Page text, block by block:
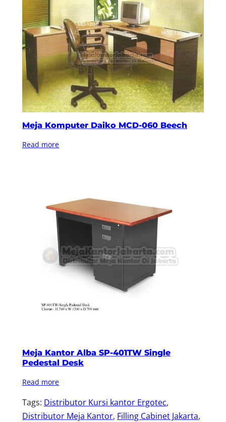
Meja Komputer Daiko MCD-060 Beech
Read more
Meja Kantor Alba SP-401TW Single
Pedestal Desk
Read more
Tags: Distributor Kursi kantor Ergotec
Distributor Meja Kantor, Filling Cabinet Jakarta